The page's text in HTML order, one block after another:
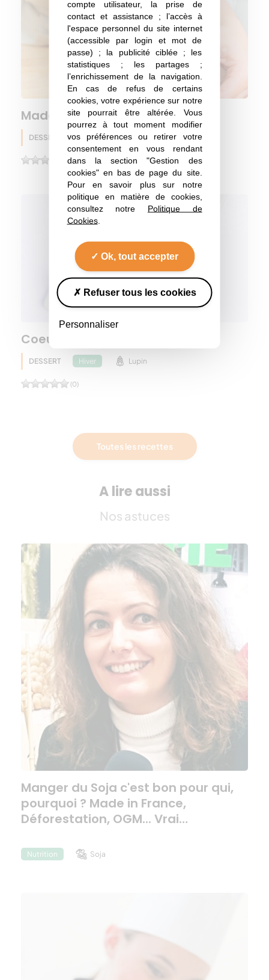
compte utilisateur, la prise de
contact et assistance ; l’accès à
l'espace personnel du site internet
(accessible par login et mot de
passe) ; la publicité ciblée ; les
statistiques ; les partages ;
l’enrichissement de la navigation.
En cas de refus de certains
cookies, votre expérience sur notre
site pourrait être altérée. Vous
pourrez à tout moment modifier
vos préférences ou retirer votre
consentement en vous rendant
dans la section "Gestion des
cookies" en bas de page du site.
Pour en savoir plus sur notre
politique en matière de cookies,
consultez notre Politique de
Cookies.
Ok, tout accepter
Refuser tous les cookies
Personnaliser
Madeleine géante Isio 4
DESSERT Hiver Lupin
(0)
Coeur marbré farine de lupin
DESSERT Hiver Lupin
(0)
Toutes les recettes
A lire aussi
Nos astuces
Manger du Soja c'est bon pour qui,
pourquoi ? Made in France,
Déforestation, OGM... Vrai…
Nutrition Soja